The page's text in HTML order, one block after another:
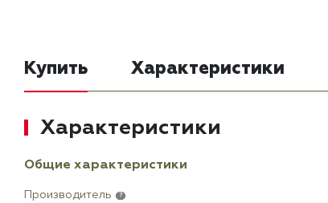
Купить Характеристики
Характеристики
Общие характеристики
Производитель ?